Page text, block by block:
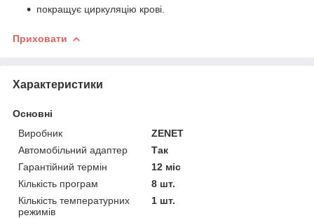
покращує циркуляцію крові.
Приховати
Характеристики
Основні
Виробник
ZENET
Автомобільний адаптер
Так
Гарантійний термін
12 міс
Кількість програм
8 шт.
Кількість температурних
режимів
1 шт.